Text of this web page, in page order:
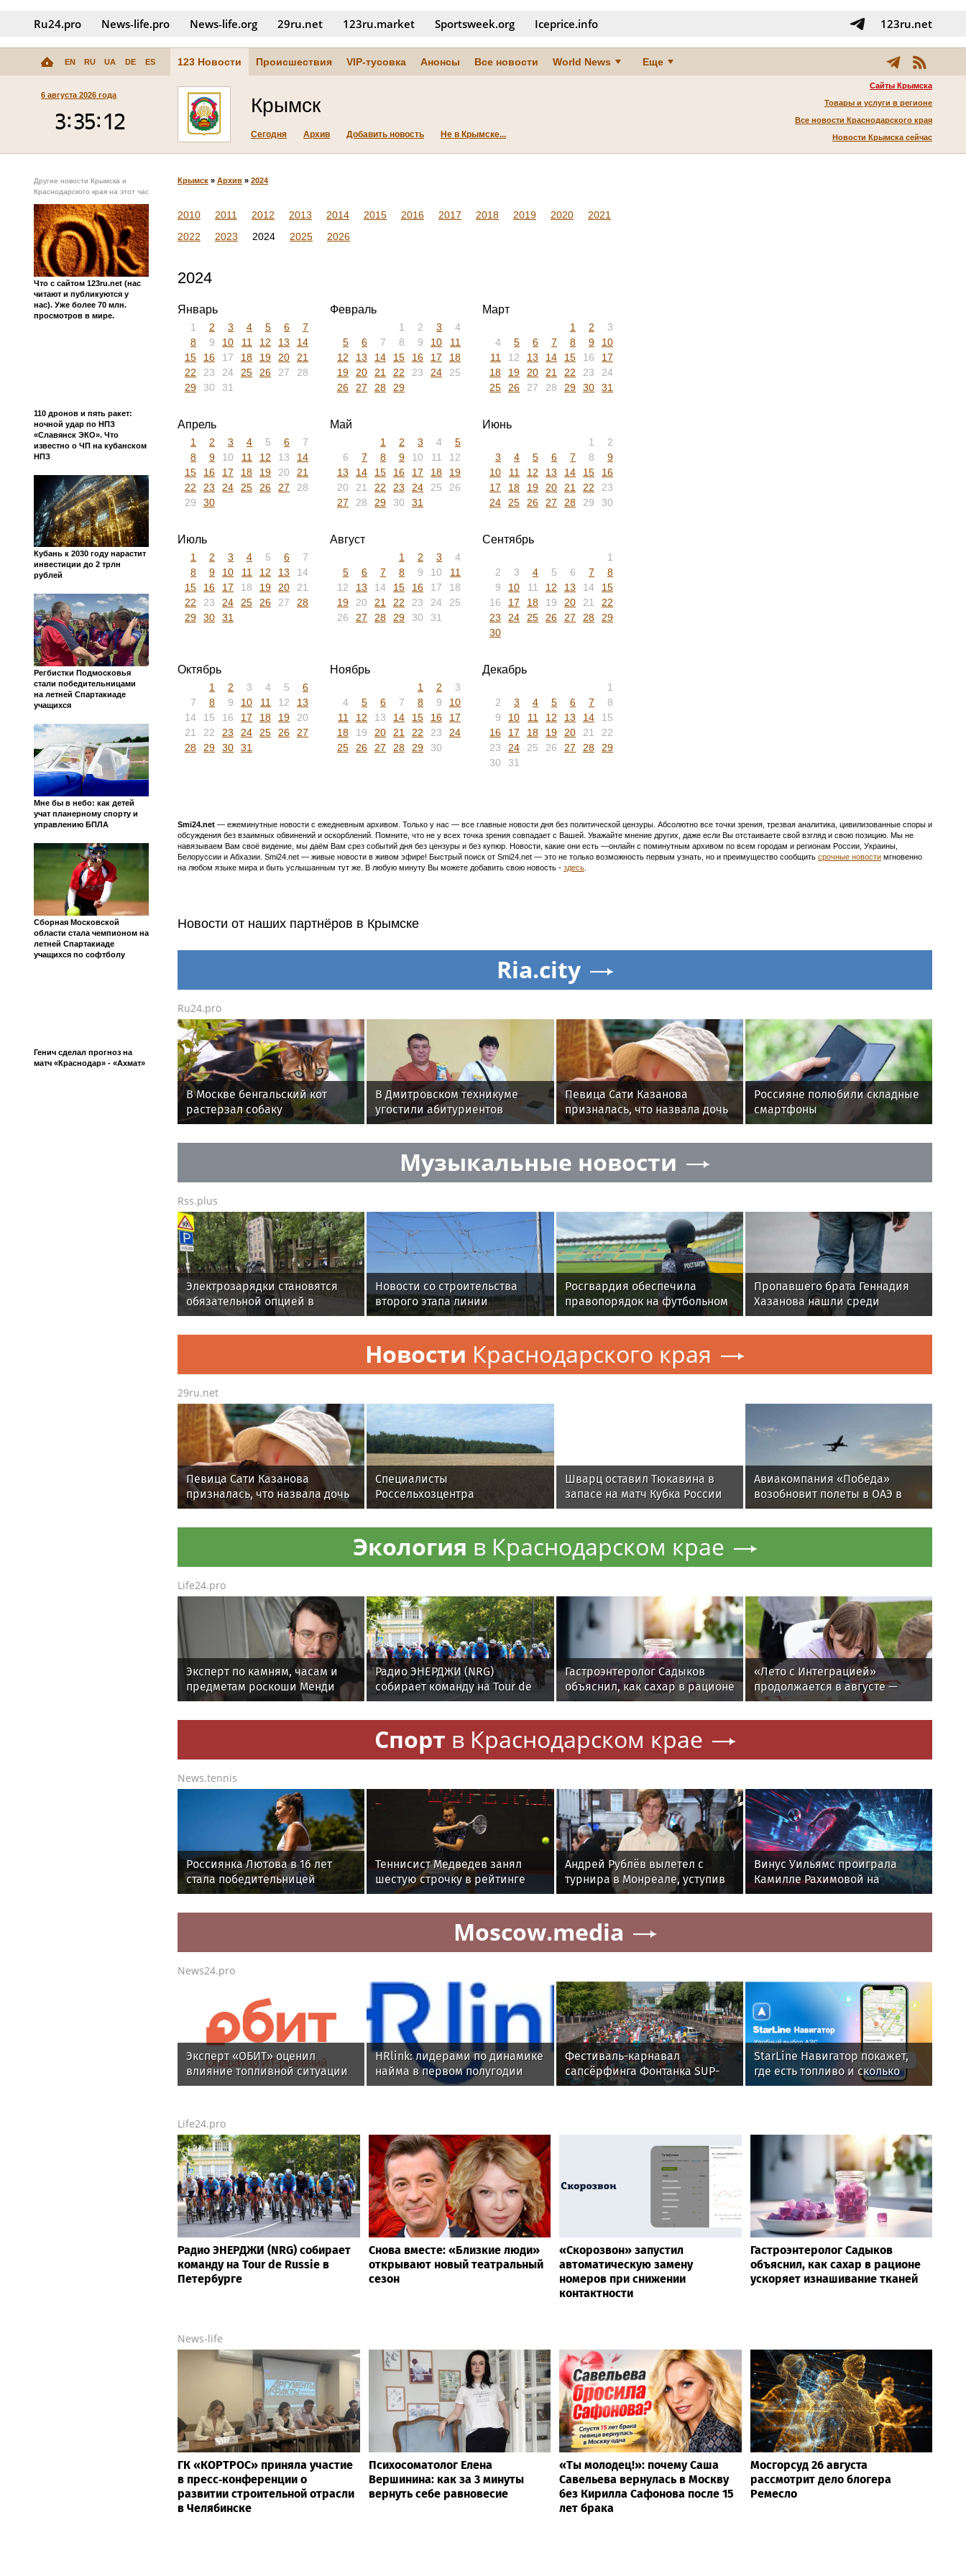
Ru24.pro News‑life.pro News‑life.org 29ru.net 123ru.market Sportsweek.org Iceprice.info 123ru.net
EN RU UA DE ES 123 Новости Происшествия VIP-тусовка Анонсы Все новости World News Еще
6 августа 2026 года
Сайты Крымска
Товары и услуги в регионе
Все новости Краснодарского края
Новости Крымска сейчас
Крымск
Сегодня Архив Добавить новость Не в Крымске...
Другие новости Крымска и
Краснодарского края на этот час
Что с сайтом 123ru.net (нас
читают и публикуются у
нас). Уже более 70 млн.
просмотров в мире.
110 дронов и пять ракет:
ночной удар по НПЗ
«Славянск ЭКО». Что
известно о ЧП на кубанском
НПЗ
Кубань к 2030 году нарастит
инвестиции до 2 трлн
рублей
Регбистки Подмосковья
стали победительницами
на летней Спартакиаде
учащихся
Мне бы в небо: как детей
учат планерному спорту и
управлению БПЛА
Сборная Московской
области стала чемпионом на
летней Спартакиаде
учащихся по софтболу
Генич сделал прогноз на
матч «Краснодар» - «Ахмат»
Крымск » Архив » 2024
2010 2011 2012 2013 2014 2015 2016 2017 2018 2019 2020
2021
2022
2023 2024 2025 2026
2024
Январь
1 2 3 4 5 6
7
8
9 10 11 12 13
14
15
16 17 18 19 20
21
22
23 24 25 26 27
28
29
30 31
Февраль
1 2 3
4
5
6 7 8 9 10
11
12
13 14 15 16 17
18
19
20 21 22 23 24
25
26
27 28 29
Март
1 2
3
4
5 6 7 8 9
10
11
12 13 14 15 16
17
18
19 20 21 22 23
24
25
26 27 28 29 30 31
Апрель
1 2 3 4 5 6
7
8
9 10 11 12 13
14
15
16 17 18 19 20
21
22
23 24 25 26 27
28
29
30
Май
1 2 3 4
5
6
7 8 9 10 11
12
13
14 15 16 17 18
19
20
21 22 23 24 25
26
27
28 29 30 31
Июнь
1
2
3
4 5 6 7 8
9
10
11 12 13 14 15
16
17
18 19 20 21 22
23
24
25 26 27 28 29 30
Июль
1 2 3 4 5 6
7
8
9 10 11 12 13
14
15
16 17 18 19 20
21
22
23 24 25 26 27
28
29
30 31
Август
1 2 3
4
5
6 7 8 9 10
11
12
13 14 15 16 17
18
19
20 21 22 23 24
25
26
27 28 29 30 31
Сентябрь
1
2
3 4 5 6 7
8
9
10 11 12 13 14
15
16
17 18 19 20 21
22
23
24 25 26 27 28
29
30
Октябрь
1 2 3 4 5
6
7
8 9 10 11 12
13
14
15 16 17 18 19
20
21
22 23 24 25 26
27
28
29 30 31
Ноябрь
1 2
3
4
5 6 7 8 9
10
11
12 13 14 15 16
17
18
19 20 21 22 23
24
25
26 27 28 29 30
Декабрь
1
2
3 4 5 6 7
8
9
10 11 12 13 14
15
16
17 18 19 20 21
22
23
24 25 26 27 28
29
30
31
Smi24.net — ежеминутные новости с ежедневным архивом. Только у нас — все главные новости дня без политической цензуры. Абсолютно все точки зрения, трезвая аналитика, цивилизованные споры и
обсуждения без взаимных обвинений и оскорблений. Помните, что не у всех точка зрения совпадает с Вашей. Уважайте мнение других, даже если Вы отстаиваете свой взгляд и свою позицию. Мы не
навязываем Вам своё видение, мы даём Вам срез событий дня без цензуры и без купюр. Новости, какие они есть —онлайн с поминутным архивом по всем городам и регионам России, Украины,
Белоруссии и Абхазии. Smi24.net — живые новости в живом эфире! Быстрый поиск от Smi24.net — это не только возможность первым узнать, но и преимущество сообщить срочные новости мгновенно
на любом языке мира и быть услышанным тут же. В любую минуту Вы можете добавить свою новость - здесь
Новости от наших партнёров в Крымске
Ria.city
Ru24.pro
В Москве бенгальский кот
растерзал собаку
В Дмитровском техникуме
угостили абитуриентов
мороженым
Певица Сати Казанова
призналась, что назвала дочь
в честь индуистской богини
Россияне полюбили складные
смартфоны
Музыкальные новости
Rss.plus
Электрозарядки становятся
обязательной опцией в
высокобюджетных
новостройках
Новости со строительства
второго этапа линии
«Славянка»
Росгвардия обеспечила
правопорядок на футбольном
матче РПЛ в Дагестане
Пропавшего брата Геннадия
Хазанова нашли среди
бездомных
Новости Краснодарского края
29ru.net
Певица Сати Казанова
призналась, что назвала дочь
в честь индуистской богини
Специалисты
Россельхозцентра
Подмосковья провели
апробацию новых сортов
Шварц оставил Тюкавина в
запасе на матч Кубка России
Авиакомпания «Победа»
возобновит полеты в ОАЭ в
сентябре
Экология в Краснодарском крае
Life24.pro
Эксперт по камням, часам и
предметам роскоши Менди
Лифшиц: какие украшения не
любят солнца моря и бассейн
Радио ЭНЕРДЖИ (NRG)
собирает команду на Tour de
Russie в Петербурге
Гастроэнтеролог Садыков
объяснил, как сахар в рационе
ускоряет изнашивание тканей
«Лето с Интеграцией»
продолжается в августе —
заключительный месяц
программы
Спорт в Краснодарском крае
News.tennis
Россиянка Лютова в 16 лет
стала победительницей
дебютного для нее турнира
Теннисист Медведев занял
шестую строчку в рейтинге
ATP
Андрей Рублёв вылетел с
турнира в Монреале, уступив
281-й ракетке мира
Винус Уильямс проиграла
Камилле Рахимовой на
турнире WTA 1000
Moscow.media
News24.pro
Эксперт «ОБИТ» оценил
влияние топливной ситуации
на рынок электроники
HRlink: лидерами по динамике
найма в первом полугодии
стали компании из ритейла,
Фестиваль-карнавал
сапсёрфинга Фонтанка SUP-
2026. Крюков канал. Санкт-
StarLine Навигатор покажет,
где есть топливо и сколько
придется ждать на АЗС
Life24.pro
Радио ЭНЕРДЖИ (NRG) собирает
команду на Tour de Russie в
Петербурге
Снова вместе: «Близкие люди»
открывают новый театральный
сезон
«Скорозвон» запустил
автоматическую замену
номеров при снижении
контактности
Гастроэнтеролог Садыков
объяснил, как сахар в рационе
ускоряет изнашивание тканей
News-life
ГК «КОРТРОС» приняла участие
в пресс‑конференции о
развитии строительной отрасли
в Челябинске
Психосоматолог Елена
Вершинина: как за 3 минуты
вернуть себе равновесие
«Ты молодец!»: почему Саша
Савельева вернулась в Москву
без Кирилла Сафонова после 15
лет брака
Мосгорсуд 26 августа
рассмотрит дело блогера
Ремесло